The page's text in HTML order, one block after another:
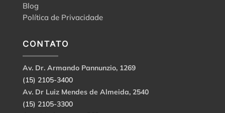
Blog
Política de Privacidade
CONTATO
Av. Dr. Armando Pannunzio, 1269
(15) 2105-3400
Av. Dr Luiz Mendes de Almeida, 2540
(15) 2105-3300